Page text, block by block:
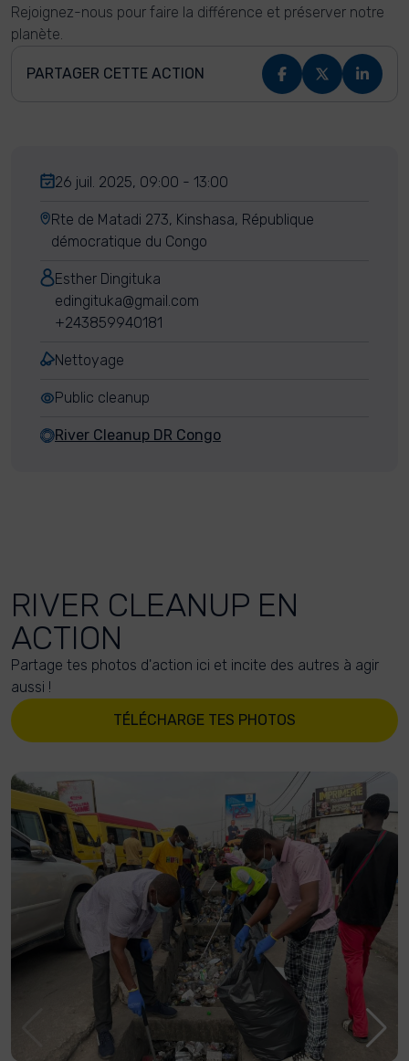
Rejoignez-nous pour faire la différence et préserver notre
planète.
PARTAGER CETTE ACTION
26 juil. 2025, 09:00 - 13:00
Rte de Matadi 273, Kinshasa, République
démocratique du Congo
Esther Dingituka
edingituka@gmail.com
+243859940181
Nettoyage
Public cleanup
River Cleanup DR Congo
RIVER CLEANUP EN
ACTION
Partage tes photos d'action ici et incite des autres à agir
aussi !
TÉLÉCHARGE TES PHOTOS